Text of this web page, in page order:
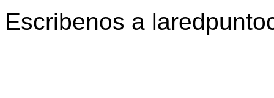
Escribenos a